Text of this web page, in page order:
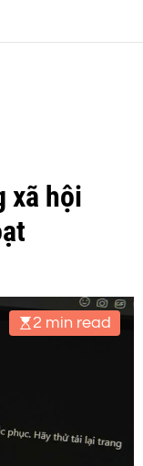
xã hội
2 min read